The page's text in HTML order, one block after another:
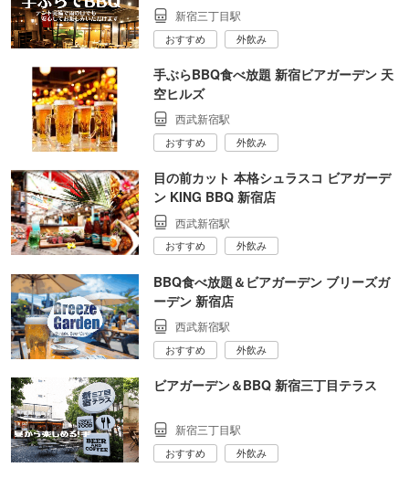
新宿三丁目駅
おすすめ 外飲み
手ぶらBBQ食べ放題 新宿ビアガーデン 天
空ヒルズ
西武新宿駅
おすすめ 外飲み
目の前カット 本格シュラスコ ビアガーデ
ン KING BBQ 新宿店
西武新宿駅
おすすめ 外飲み
BBQ食べ放題＆ビアガーデン ブリーズガ
ーデン 新宿店
西武新宿駅
おすすめ 外飲み
ビアガーデン＆BBQ 新宿三丁目テラス
新宿三丁目駅
おすすめ 外飲み